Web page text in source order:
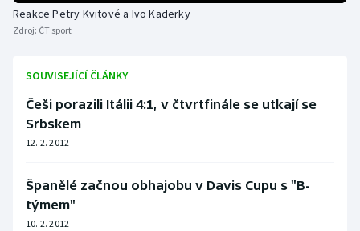
Reakce Petry Kvitové a Ivo Kaderky
Zdroj: ČT sport
SOUVISEJÍCÍ ČLÁNKY
Češi porazili Itálii 4:1, v čtvrtfinále se utkají se
Srbskem
12. 2. 2012
Španělé začnou obhajobu v Davis Cupu s "B-
týmem"
10. 2. 2012